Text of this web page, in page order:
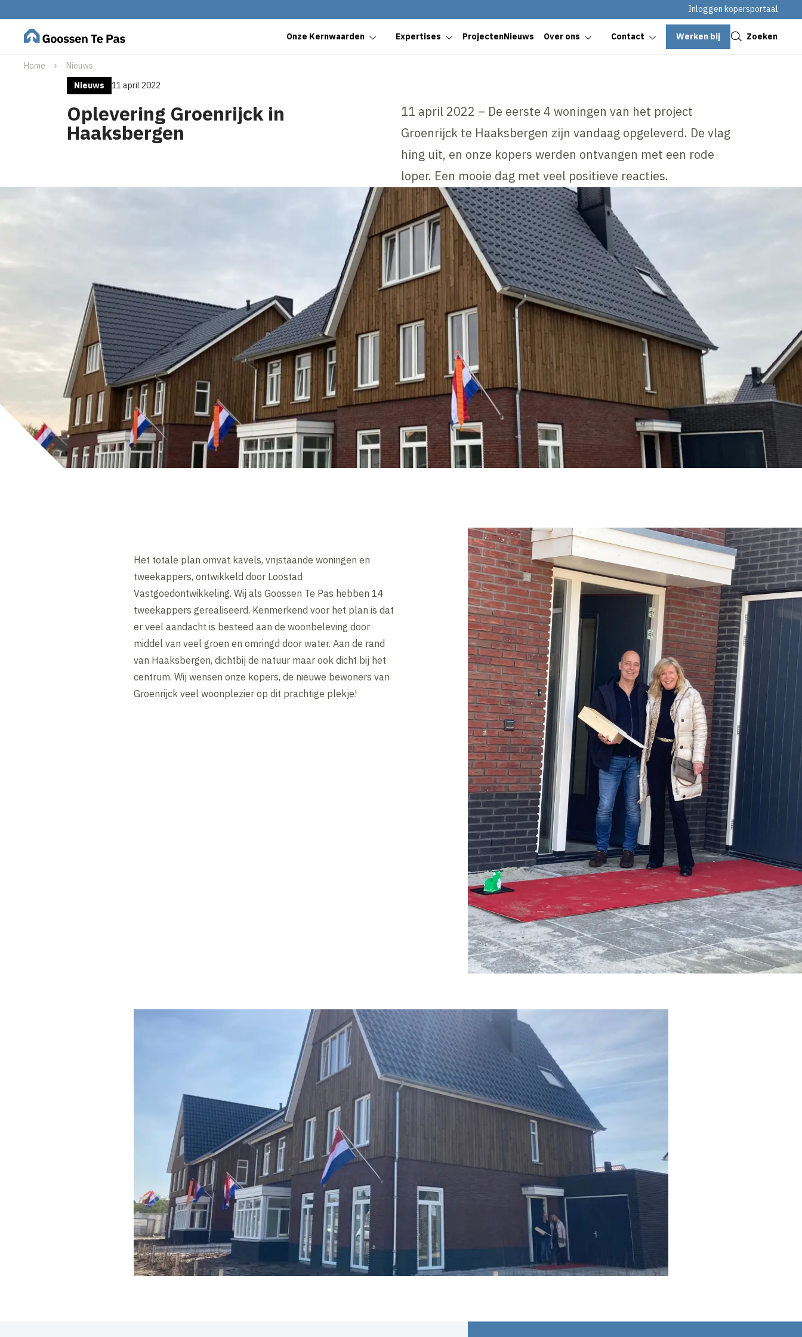
Inloggen kopersportaal
Onze Kernwaarden Expertises ProjectenNieuws Over ons Contact Werken bij Zoeken
Home
Nieuws
Nieuws
11 april 2022
Oplevering Groenrijck in
Haaksbergen
11 april 2022 – De eerste 4 woningen van het project
Groenrijck te Haaksbergen zijn vandaag opgeleverd. De vlag
hing uit, en onze kopers werden ontvangen met een rode
loper. Een mooie dag met veel positieve reacties.
Het totale plan omvat kavels, vrijstaande woningen en
tweekappers, ontwikkeld door Loostad
Vastgoedontwikkeling. Wij als Goossen Te Pas hebben 14
tweekappers gerealiseerd. Kenmerkend voor het plan is dat
er veel aandacht is besteed aan de woonbeleving door
middel van veel groen en omringd door water. Aan de rand
van Haaksbergen, dichtbij de natuur maar ook dicht bij het
centrum. Wij wensen onze kopers, de nieuwe bewoners van
Groenrijck veel woonplezier op dit prachtige plekje!
Sluiten